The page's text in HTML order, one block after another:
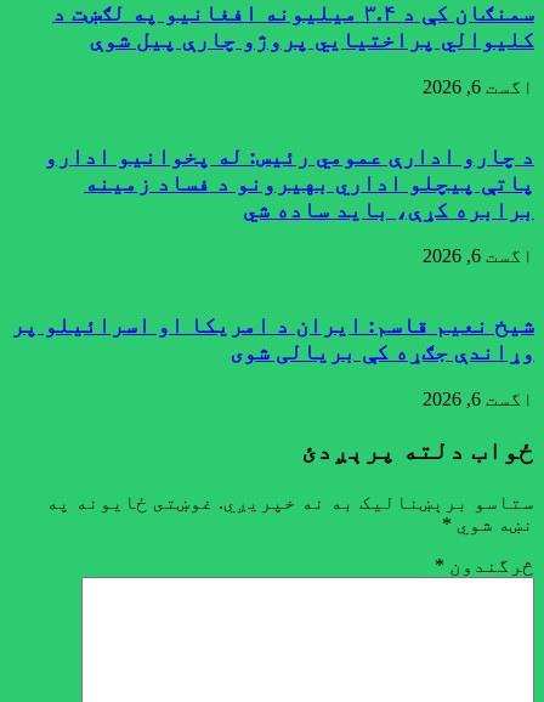
سمنګان کې د ۳.۴ میلیونه افغانیو په لګښت د
کلیوالي پراختیايي پروژو چارې پیل شوې
اگست 6, 2026
د چارو ادارې عمومي رئیس: له پخوانیو ادارو
پاتې پيچلو اداري بهیرونو د فساد زمینه
برابره کړې، باید ساده شي
اگست 6, 2026
شیخ نعیم قاسم: ایران د امریکا او اسرائیلو پر
وړاندې جګړه کې بریالی شوی
اگست 6, 2026
ځواب دلته پرېږدئ
ستاسو برېښناليک به نه خپريږي. غوښتى ځایونه په
نښه شوي *
څرگندون *